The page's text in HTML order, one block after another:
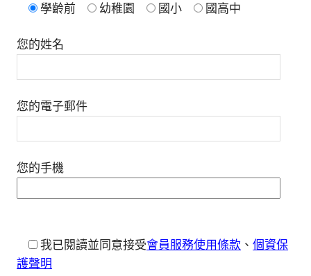
學齡前
幼稚園 國小 國高中
您的姓名
您的電子郵件
您的手機
我已閱讀並同意接受會員服務使用條款 、 個資保
護聲明